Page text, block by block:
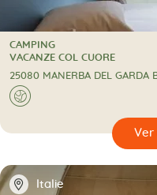
CAMPING
CAMPING
VACANZE COL CUORE
25080 MANERBA DEL GARDA
🌍
🔍
📍 Italie